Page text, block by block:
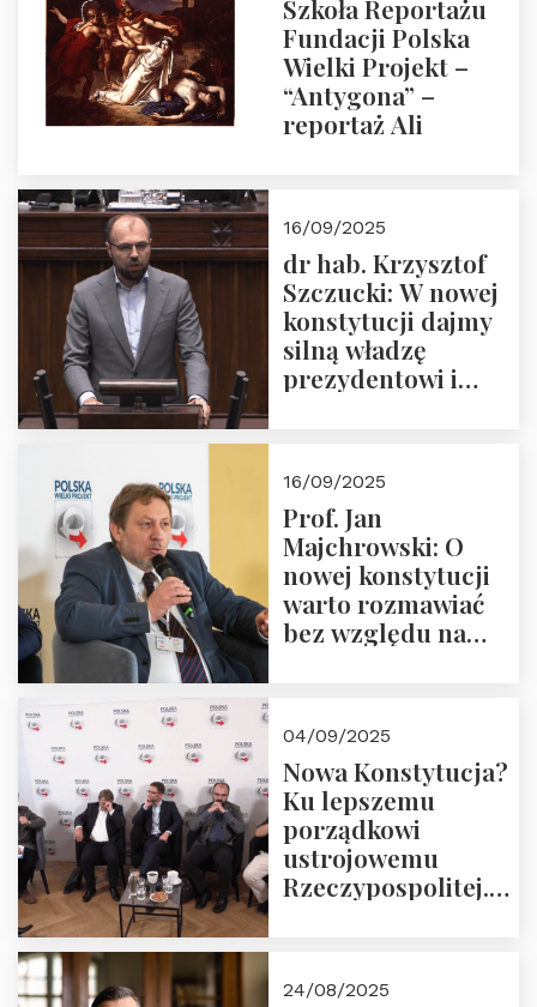
Szkoła Reportażu
Fundacji Polska
Wielki Projekt –
“Antygona” –
reportaż Ali
16/09/2025
dr hab. Krzysztof
Szczucki: W nowej
konstytucji dajmy
silną władzę
prezydentowi i
16/09/2025
Prof. Jan
Majchrowski: O
nowej konstytucji
warto rozmawiać
bez względu na
04/09/2025
Nowa Konstytucja?
Ku lepszemu
porządkowi
ustrojowemu
Rzeczypospolitej.
24/08/2025